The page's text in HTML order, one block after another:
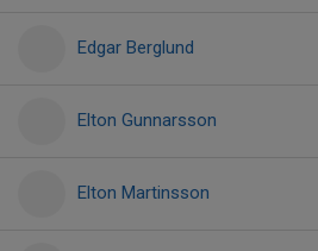
Edgar Berglund
Elton Gunnarsson
Elton Martinsson